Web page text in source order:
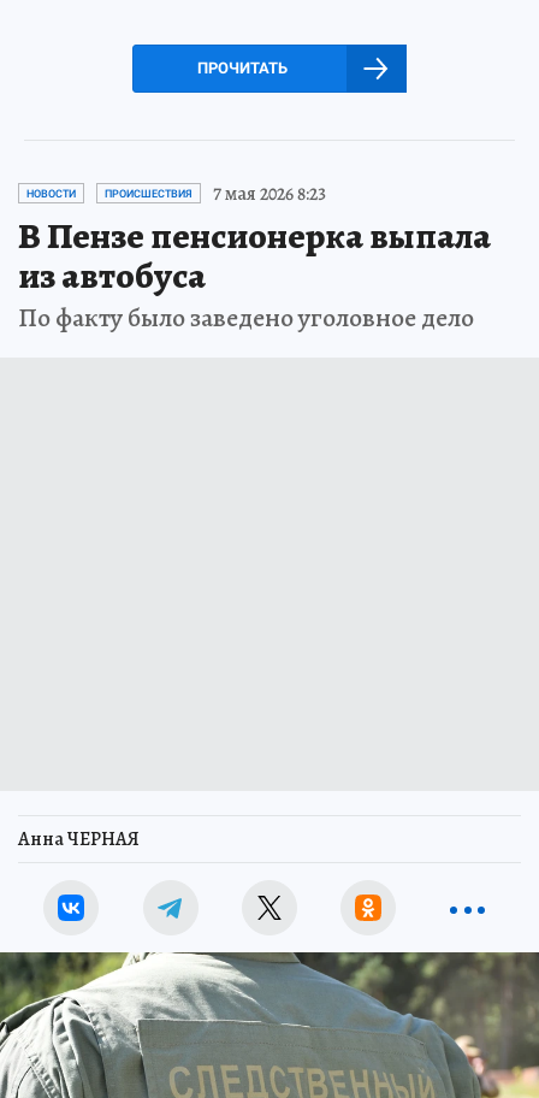
ПРОЧИТАТЬ
НОВОСТИ ПРОИСШЕСТВИЯ 7 мая 2026 8:23
В Пензе пенсионерка выпала
из автобуса
По факту было заведено уголовное дело
Анна ЧЕРНАЯ